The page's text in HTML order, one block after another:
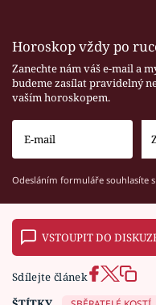
Horoskop vždy po
Zanechte nám váš e-mail a
budeme zasílat pravidelný
vaším horoskopem.
Odesláním formuláře souhlasíte s
VSTOUPIT DO
Sdílejte článek